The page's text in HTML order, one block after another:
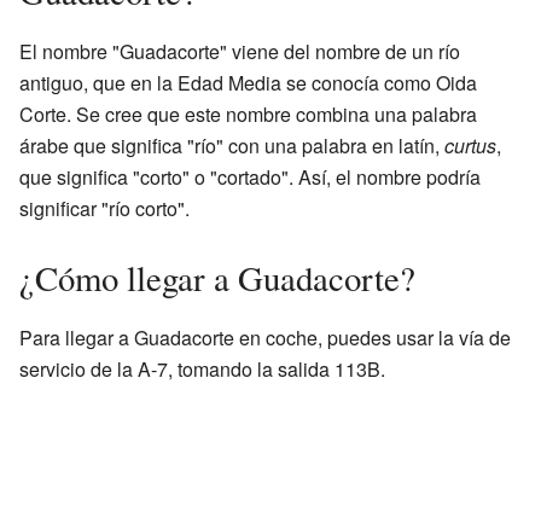
El nombre "Guadacorte" viene del nombre de un río
antiguo, que en la Edad Media se conocía como Oida
Corte. Se cree que este nombre combina una palabra
árabe que significa "río" con una palabra en latín, curtus,
que significa "corto" o "cortado". Así, el nombre podría
significar "río corto".
¿Cómo llegar a Guadacorte?
Para llegar a Guadacorte en coche, puedes usar la vía de
servicio de la A-7, tomando la salida 113B.